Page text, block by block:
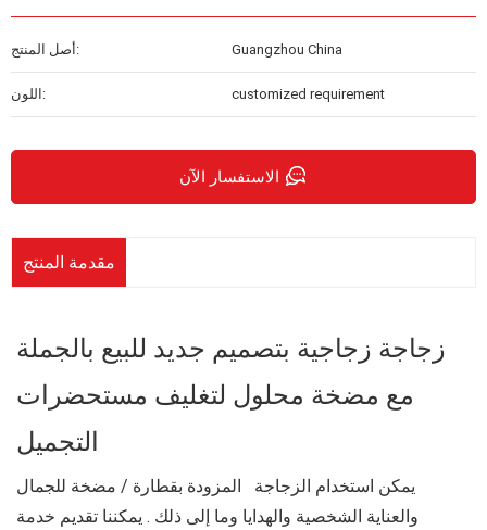
أصل المنتج: Guangzhou China
اللون: customized requirement
الاستفسار الآن
مقدمة المنتج
زجاجة زجاجية بتصميم جديد للبيع بالجملة
مع مضخة محلول لتغليف مستحضرات
يمكن استخدام الزجاجة المزودة بقطارة / مضخة للجمال
والعناية الشخصية والهدايا وما إلى ذلك . يمكننا تقديم خدمة